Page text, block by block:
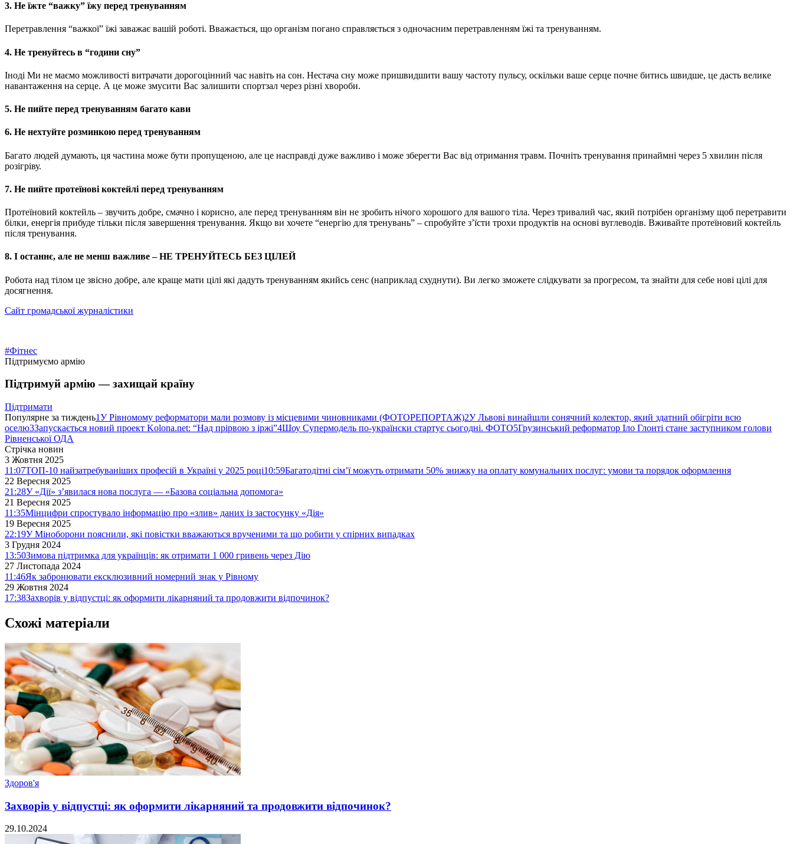
3. Не їжте “важку” їжу перед тренуванням
Перетравлення “важкої” їжі заважає вашій роботі. Вважається, що організм погано справляється з одночасним перетравленням їжі та тренуванням.
4. Не тренуйтесь в “години сну”
Іноді Ми не маємо можливості витрачати дорогоцінний час навіть на сон. Нестача сну може пришвидшити вашу частоту пульсу, оскільки ваше серце почне битись швидше, це дасть велике
навантаження на серце. А це може змусити Вас залишити спортзал через різні хвороби.
5. Не пийте перед тренуванням багато кави
6. Не нехтуйте розминкою перед тренуванням
Багато людей думають, ця частина може бути пропущеною, але це насправді дуже важливо і може зберегти Вас від отримання травм. Почніть тренування принаймні через 5 хвилин після
розігріву.
7. Не пийте протеїнові коктейлі перед тренуванням
Протеїновий коктейль – звучить добре, смачно і корисно, але перед тренуванням він не зробить нічого хорошого для вашого тіла. Через тривалий час, який потрібен організму щоб перетравити
білки, енергія прибуде тільки після завершення тренування. Якщо ви хочете “енергію для тренувань” – спробуйте з’їсти трохи продуктів на основі вуглеводів. Вживайте протеїновий коктейль
після тренування.
8. І останнє, але не менш важливе – НЕ ТРЕНУЙТЕСЬ БЕЗ ЦІЛЕЙ
Робота над тілом це звісно добре, але краще мати цілі які дадуть тренуванням якийсь сенс (наприклад схуднути). Ви легко зможете слідкувати за прогресом, та знайти для себе нові цілі для
досягнення.
Сайт громадської журналістики
#Фітнес
Підтримуємо армію
Підтримуй армію — захищай країну
Підтримати
Популярне за тиждень1У Рівномому реформатори мали розмову із місцевими чиновниками (ФОТОРЕПОРТАЖ)2У Львові винайшли сонячний колектор, який здатний обігріти всю
оселю3Запускається новий проект Kolona.net: “Над прірвою з іржі”4Шоу Супермодель по-українски стартує сьогодні. ФОТО5Грузинський реформатор Іло Глонті стане заступником голови
Рівненської ОДА
Стрічка новин
3 Жовтня 2025
11:07ТОП-10 найзатребуваніших професій в Україні у 2025 році10:59Багатодітні сім’ї можуть отримати 50% знижку на оплату комунальних послуг: умови та порядок оформлення
22 Вересня 2025
21:28У «Дії» з’явилася нова послуга — «Базова соціальна допомога»
21 Вересня 2025
11:35Мінцифри спростувало інформацію про «злив» даних із застосунку «Дія»
19 Вересня 2025
22:19У Міноборони пояснили, які повістки вважаються врученими та що робити у спірних випадках
3 Грудня 2024
13:50Зимова підтримка для українців: як отримати 1 000 гривень через Дію
27 Листопада 2024
11:46Як забронювати ексклюзивний номерний знак у Рівному
29 Жовтня 2024
17:38Захворів у відпустці: як оформити лікарняний та продовжити відпочинок?
Схожі матеріали
Здоров'я
Захворів у відпустці: як оформити лікарняний та продовжити відпочинок?
29.10.2024